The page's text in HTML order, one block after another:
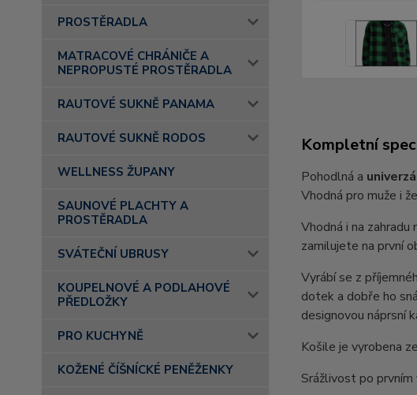
PROSTĚRADLA
MATRACOVÉ CHRÁNIČE A
NEPROPUSTÉ PROSTĚRADLA
RAUTOVÉ SUKNĚ PANAMA
RAUTOVÉ SUKNĚ RODOS
WELLNESS ŽUPANY
SAUNOVÉ PLACHTY A
PROSTĚRADLA
SVÁTEČNÍ UBRUSY
KOUPELNOVÉ A PODLAHOVÉ
PŘEDLOŽKY
PRO KUCHYNĚ
KOŽENÉ ČÍŠNÍCKÉ PENĚŽENKY
Kompletní
Pohodlná a
Vhodná pro muže i
Vhodná i na
zamilujete na první
Vyrábí se z
dotek a dobře ho
designovou náprsní
Košile je vyrobena
Srážlivost po